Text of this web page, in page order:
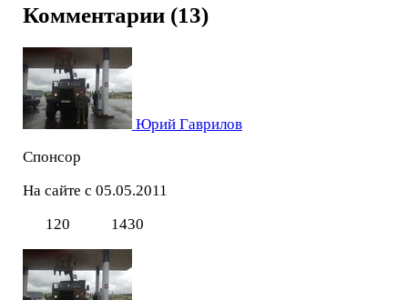
Комментарии (13)
Юрий Гаврилов
Спонсор
На сайте с 05.05.2011
120
1430